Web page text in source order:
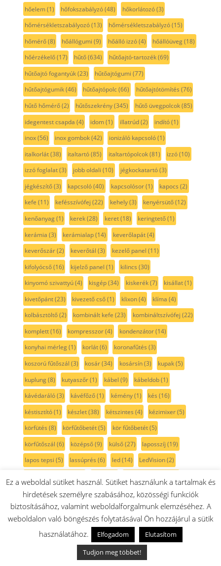
hőelem(1) hőfokszabályzó(48) hőkorlátozó(3)
hőmérsékletszabályozó(13) hőmérsékletszabályzó(15)
hőmérő(8) hőállógumi (9) hőálló izzó(4) hőállóüveg(18)
hőérzékelő(17) hűtő(634) hűtőajtó-tartozék(69)
hűtőajtó fogantyúk(23) hűtőajtógumi (77)
hűtőajtógumik(46) hűtőajtópolc(66) hűtőajtótömítés (76)
hűtő hőmérő(2) hűtőszekrény(345) hűtő üvegpolcok(85)
idegentest csapda (4) idom(1) illatrúd(2) indító(1)
inox(56) inox gombok(42) ionizáló kapcsoló(1)
italkorlát(38) italtartó(85) italtartópolcok(81) izzó(10)
izzó foglalat(3) jobb oldali (10) jégkockatartó(3)
jégkészítő(3) kapcsoló(40) kapcsolósor(1) kapocs (2)
kefe (11) kefésszívófej (22) kehely(3) kenyérsütő(12)
kenőanyag(1) kerek(28) keret(18) keringtető(1)
kerámia (3) kerámialap(14) keverőlapát(4)
keverőszár(2) keverőtál (3) kezelő panel (11)
kifolyócső(16) kijelző panel (1) kilincs (30)
kinyomó szivattyú(4) kisgép(34) kiskerék(7) kisállat(1)
kivetőpánt(23) kivezető cső(1) klixon(4) klíma (4)
kolbásztöltő(2) kombinált kefe (23) kombináltszívófej (22)
komplett(16) kompresszor(4) kondenzátor(14)
konyhai mérleg(1) korlát(6) koronafűtés (3)
koszorú fűtőszál (3) kosár(34) kosársín(3) kupak(5)
kuplung(8) kutyaszőr(1) kábel (9) kábeldob(1)
kávédaráló(3) kávéfőző(1) kémény(1) kés (16)
késtisztító(1) készlet(38) kétszintes (4) kézimixer(5)
körfütés (8) körfűtőbetét(5) kör fűtőbetét(5)
körfűtőszál (6) középső(9) külső(27) laposszíj (19)
lapos tepsi (5) lassúprés (6) led(14) LedVision(2)
logo(3) lyuktárcsa(2) láb(12) lábtartó(2) láda(30)
lámpa(28) lámpabúra(8) lángelosztó(23)
(21) lángosztó lángosztó-fedél
légkeverésfűtőtest(3) légszűrő(21)
lúgszivattyú(4) macsakszőr
Ez a weboldal sütiket használ. Sütiket használunk a tartalmak és
hirdetések személyre szabásához, közösségi funkciók
biztosításához, valamint weboldalforgalmunk elemzéséhez. A
weboldalon való böngészés folytatásával Ön hozzájárul a sütik
használatához.
Elfogadom
Elutasítom
Tudjon meg többet!